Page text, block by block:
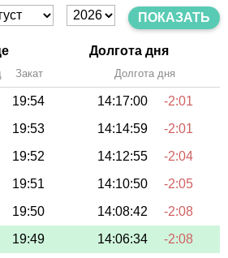
ПОКАЗАТЬ
Долгота дня
Закат Долгота дня
19:54 14:17:00
-2:01
19:53 14:14:59
-2:01
19:52 14:12:55
-2:04
19:51 14:10:50
-2:05
19:50 14:08:42
-2:08
19:49 14:06:34
-2:08